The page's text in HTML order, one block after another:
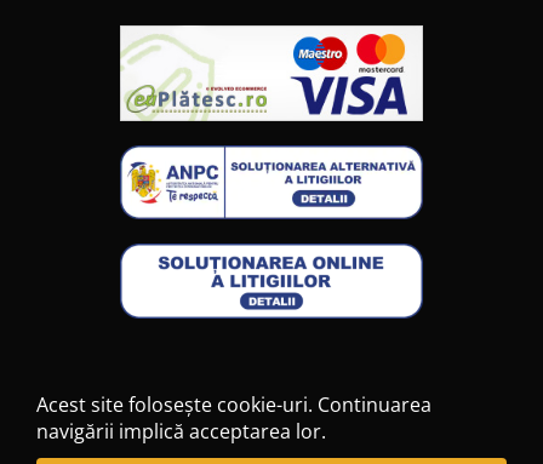
2026 © Toate drepturile rezervate
Acest site folosește cookie-uri. Continuarea
navigării implică acceptarea lor.